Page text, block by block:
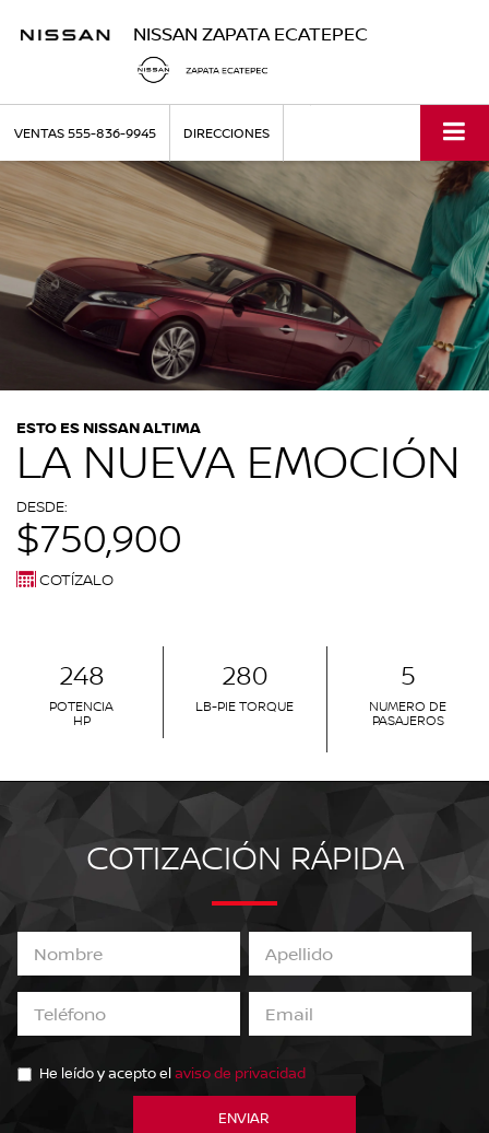
NISSAN ZAPATA ECATEPEC
VENTAS555-836-9945 DIRECCIONES
ESTO ES NISSAN ALTIMA
LA NUEVA EMOCIÓN
DESDE:
$750,900
COTÍZALO
248
POTENCIA
HP
280
LB-PIE TORQUE
5
NUMERO DE
PASAJEROS
COTIZACIÓN RÁPIDA
He leído y acepto elaviso de privacidad